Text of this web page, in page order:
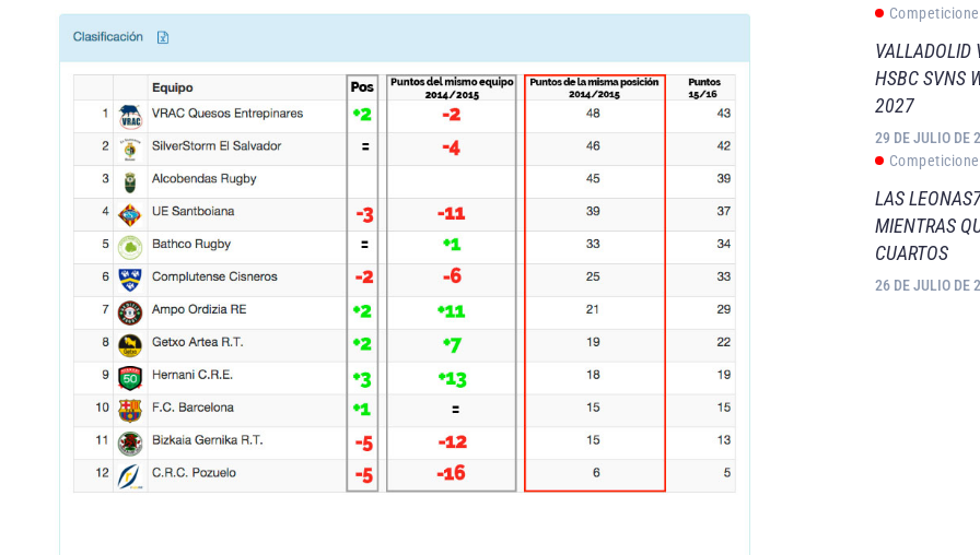
VALLADOLID
HSBC SVNS
2027
29 DE JULIO DE
LAS
MIENTRAS
CUARTOS
26 DE JULIO DE